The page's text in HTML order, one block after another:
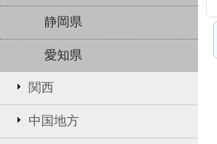
静岡県
愛知県
関西
中国地方